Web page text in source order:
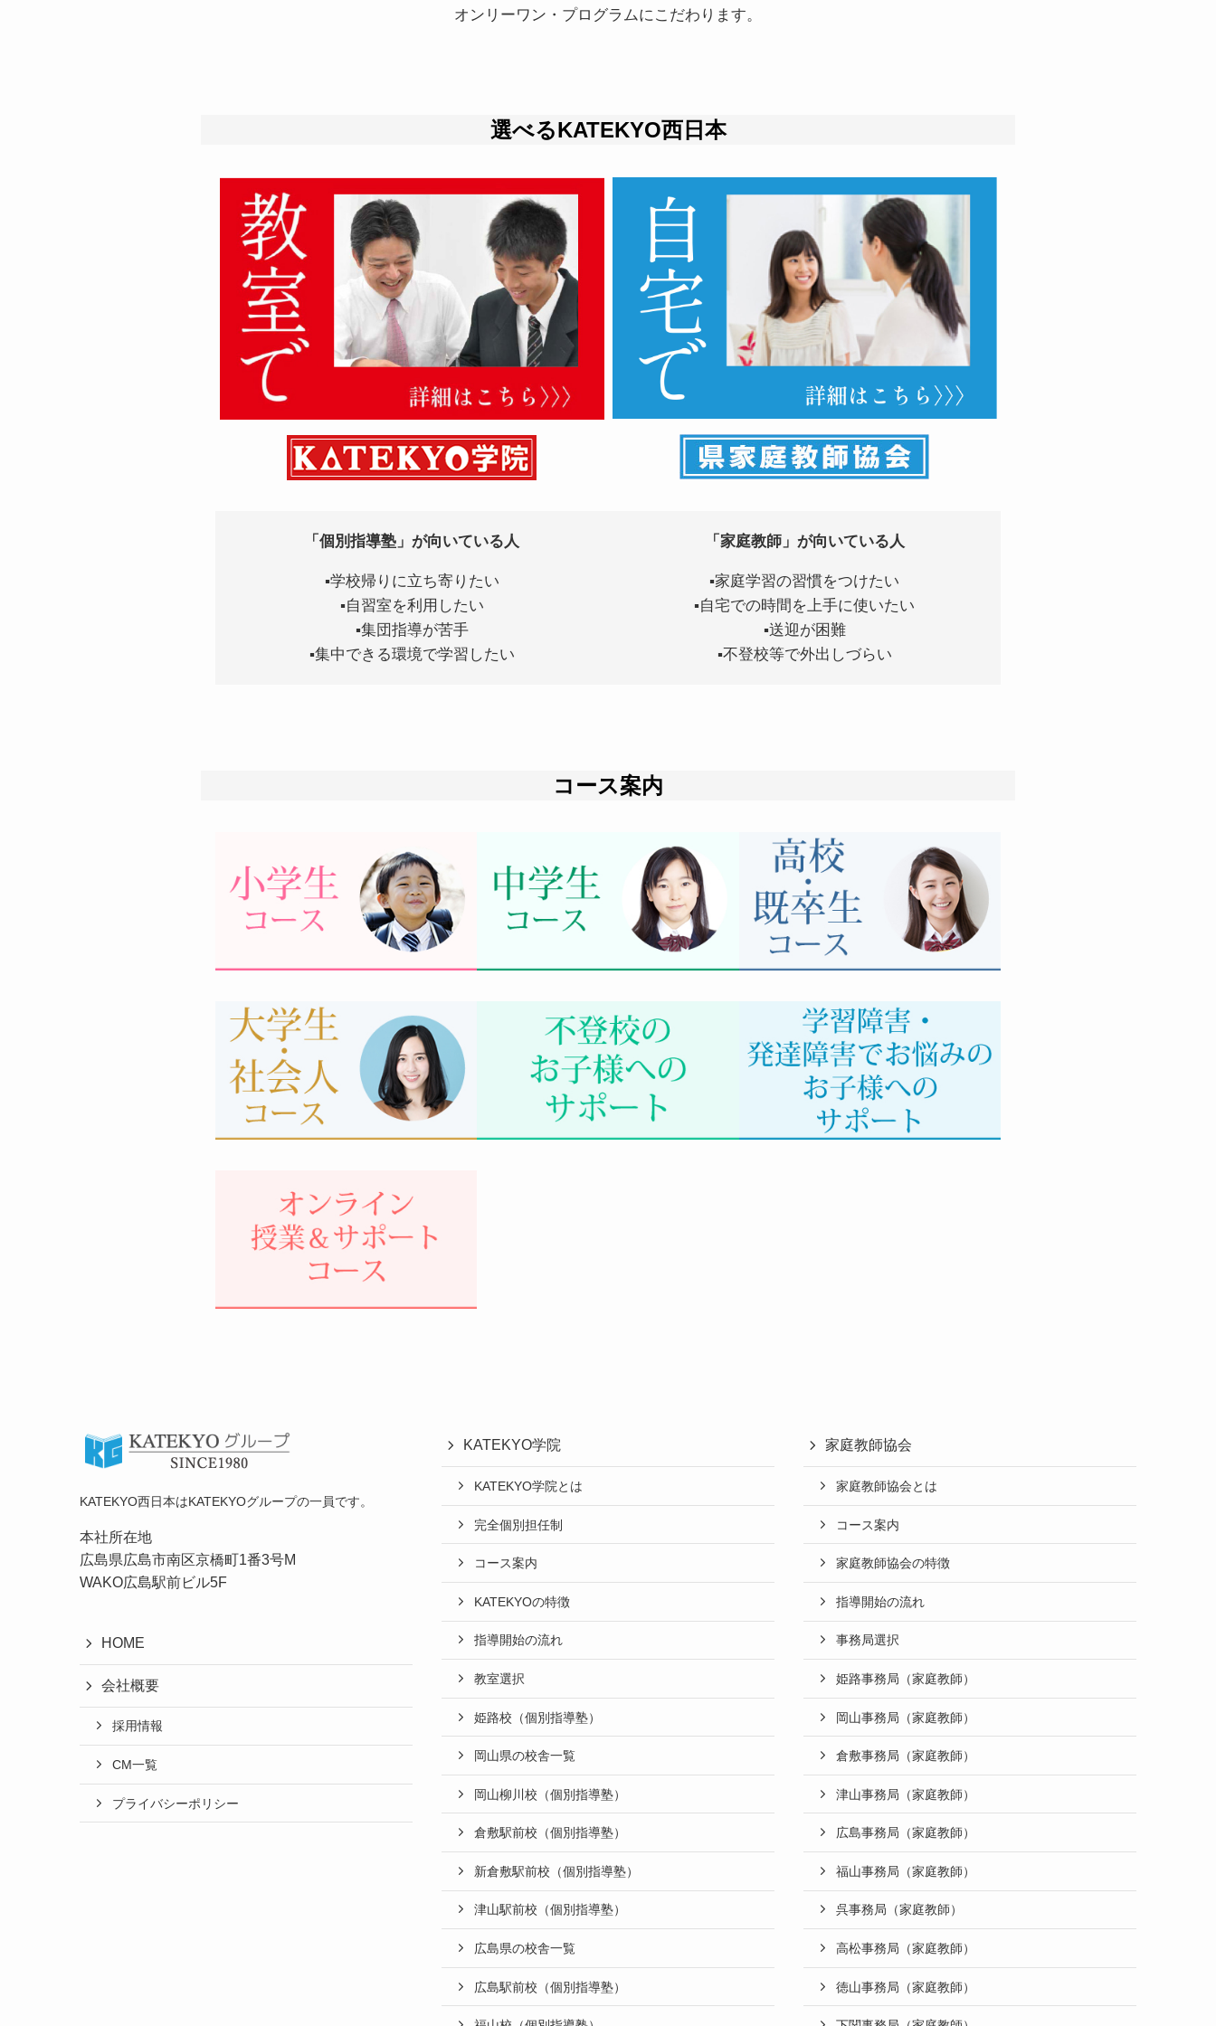
オンリーワン・プログラムにこだわります。
選べるKATEKYO西日本
「個別指導塾」が向いている人
▪学校帰りに立ち寄りたい
▪自習室を利用したい
▪集団指導が苦手
▪集中できる環境で学習したい
「家庭教師」が向いている人
▪家庭学習の習慣をつけたい
▪自宅での時間を 上手に使いたい
▪送迎が困難
▪不登校等で外出しづらい
コース案内
KATEKYO西日本はKATEKYOグループの一員です。
本社所在地
広島県広島市南区京橋町1番3号M
WAKO広島駅前ビル5F
HOME
会社概要
採用情報
CM一覧
プライバシーポリシー
KATEKYO学院
KATEKYO学院とは
完全個別担任制
コース案内
KATEKYOの特徴
指導開始の流れ
教室選択
姫路校（個別指導塾）
岡山県の校舎一覧
岡山柳川校（個別指導塾）
倉敷駅前校（個別指導塾）
新倉敷駅前校（個別指導塾）
津山駅前校（個別指導塾）
広島県の校舎一覧
広島駅前校（個別指導塾）
家庭教師協会
家庭教師協会とは
コース案内
家庭教師協会の特徴
指導開始の流れ
事務局選択
姫路事務局（家庭教師）
岡山事務局（家庭教師）
倉敷事務局（家庭教師）
津山事務局（家庭教師）
広島事務局（家庭教師）
福山事務局（家庭教師）
呉事務局（家庭教師）
高松事務局（家庭教師）
徳山事務局（家庭教師）